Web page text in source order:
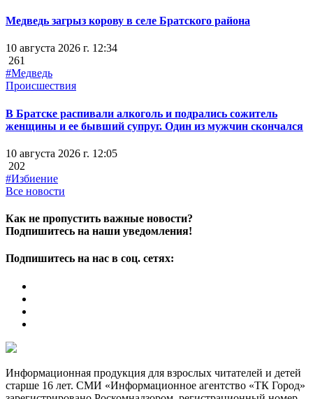
Медведь загрыз корову в селе Братского района
10 августа 2026 г. 12:34
261
#Медведь
Происшествия
В Братске распивали алкоголь и подрались сожитель
женщины и ее бывший супруг. Один из мужчин скончался
10 августа 2026 г. 12:05
202
#Избиение
Все новости
Как не пропустить важные новости?
Подпишитесь на наши уведомления!
Подпишитесь на нас в соц. сетях:
Информационная продукция для взрослых читателей и детей
старше 16 лет. СМИ «Информационное агентство «ТК Город»